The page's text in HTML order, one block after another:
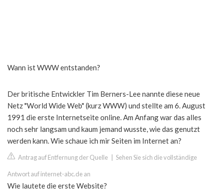
Wann ist WWW entstanden?
Der britische Entwickler Tim Berners-Lee nannte diese neue
Netz "World Wide Web" (kurz WWW) und stellte am 6. August
1991 die erste Internetseite online. Am Anfang war das alles
noch sehr langsam und kaum jemand wusste, wie das genutzt
werden kann. Wie schaue ich mir Seiten im Internet an?
Antrag auf Entfernung der Quelle Sehen Sie sich die vollständige
Antwort auf internet-abc.de an
Wie lautete die erste Website?